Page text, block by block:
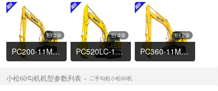
2张
PC200-11M0挖掘机
2张
PC520LC-11M0挖掘机
2张
PC360-11M0挖掘机
小松60勾机机型参数列表 二手勾机小松60机